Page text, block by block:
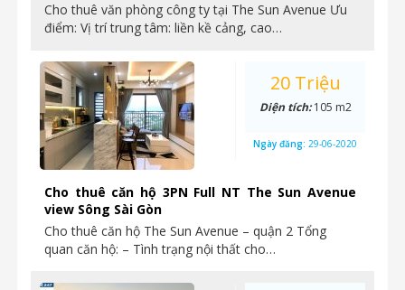
Cho thuê văn phòng công ty tại The Sun Avenue Ưu
điểm: Vị trí trung tâm: liền kề cảng, cao…
Cho thuê căn hộ 3PN Full NT The Sun Avenue
view Sông Sài Gòn
Cho thuê căn hộ The Sun Avenue – quận 2 Tổng
quan căn hộ: – Tình trạng nội thất cho…
20 Triệu
Diện tích:105 m2
Ngày đăng: 29-06-2020